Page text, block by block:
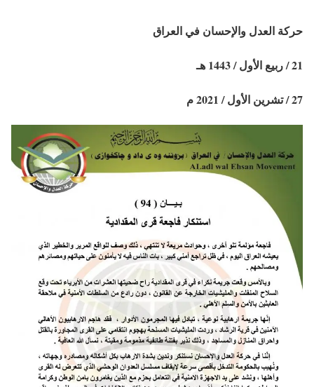
حركة العدل والإحسان في العراق
21 / ربيع الأول / 1443 هـ
27 / تشرين الأول / 2021 م